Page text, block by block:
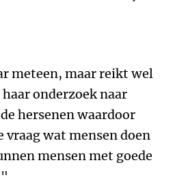
meteen, maar reikt wel
onderzoek naar
hersenen waardoor
vraag wat mensen doen
mensen met goede